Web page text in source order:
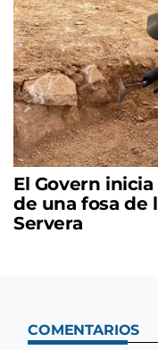
El Govern
de una fosa de
Servera
COMENTARIOS